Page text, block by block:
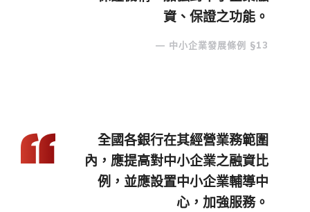
資、保證之功能。
中小企業發展條例 §13
全國各銀行在其經營業務範圍
內，應提高對中小企業之融資比
例，並應設置中小企業輔導中
心，加強服務。